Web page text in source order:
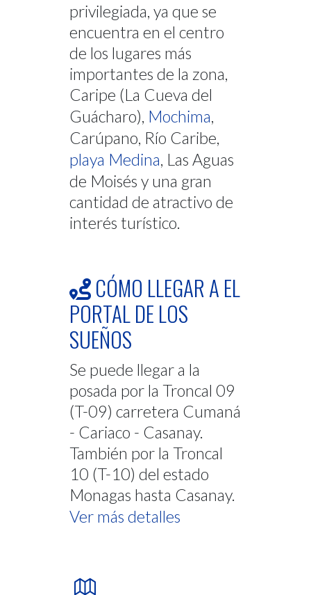
privilegiada, ya que se
encuentra en el centro
de los lugares más
importantes de la zona,
Caripe (La Cueva del
Guácharo), Mochima
Carúpano, Río Caribe,
playa Medina , Las Aguas
de Moisés y una gran
cantidad de atractivo de
interés turístico.
CÓMO LLEGAR A EL
PORTAL DE LOS
SUEÑOS
Se puede llegar a la
posada por la Troncal 09
(T-09) carretera Cumaná
- Cariaco - Casanay.
También por la Troncal
10 (T-10) del estado
Monagas hasta Casanay.
Ver más detalles